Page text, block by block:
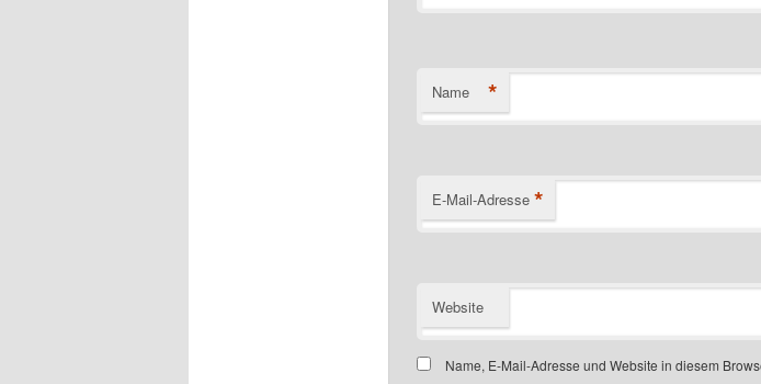
Name *
E-Mail-Adresse *
Website
Name, E-Mail-Adresse und Website in diesem